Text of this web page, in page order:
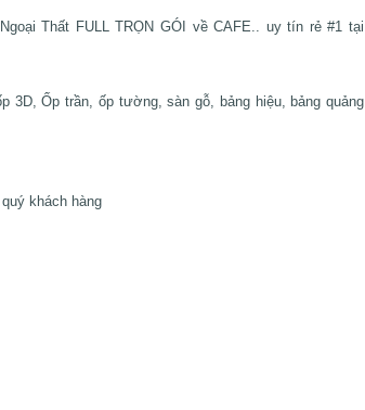
Thất FULL TRỌN GÓI về CAFE.. uy tín rẻ #1 tại
3D, Ốp trần, ốp tường, sàn gỗ, bảng hiệu, bảng quảng
khách hàng